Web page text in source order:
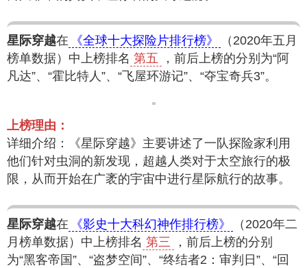
星际穿越在 《全球十大探险片排行榜》
（2020年五月
榜单数据）中上榜排名 第五
，前后上榜的分别为“阿
凡达”、“霍比特人”、“飞屋环游记”、“夺宝奇兵3”。
上榜理由：
详细介绍：《星际穿越》主要讲述了一队探险家利用
他们针对虫洞的新发现，超越人类对于太空旅行的极
限，从而开始在广袤的宇宙中进行星际航行的故事。
星际穿越在 《影史十大科幻神作排行榜》
（2020年二
月榜单数据）中上榜排名 第三
，前后上榜的分别
为“黑客帝国”、“盗梦空间”、“终结者2：审判日”、“回